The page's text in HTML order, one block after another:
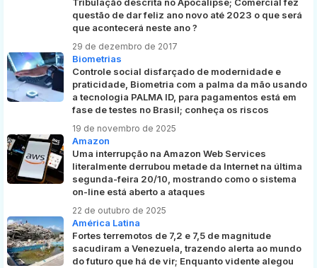
questão de dar feliz ano novo até 2023 o que será
que acontecerá neste ano ?
29 de dezembro de 2017
Biometrias
Controle social disfarçado de modernidade e
praticidade, Biometria com a palma da mão usando
a tecnologia PALMA ID, para pagamentos está em
fase de testes no Brasil; conheça os riscos
19 de novembro de 2025
Amazon
Uma interrupção na Amazon Web Services
literalmente derrubou metade da Internet na última
segunda-feira 20/10, mostrando como o sistema
on-line está aberto a ataques
22 de outubro de 2025
América Latina
Fortes terremotos de 7,2 e 7,5 de magnitude
sacudiram a Venezuela, trazendo alerta ao mundo
do futuro que há de vir; Enquanto vidente alegou